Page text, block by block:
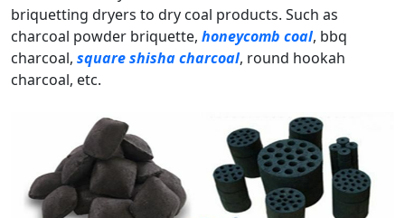
briquetting dryers to dry coal products. Such as
charcoal powder briquette, honeycomb coal, bbq
charcoal, square shisha charcoal, round hookah
charcoal, etc.